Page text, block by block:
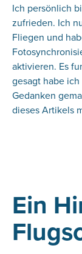
Ich persönlich
zufrieden. Ich
Fliegen und
aktivieren. Es
gesagt habe
Gedanken
dieses Artikels
Ein